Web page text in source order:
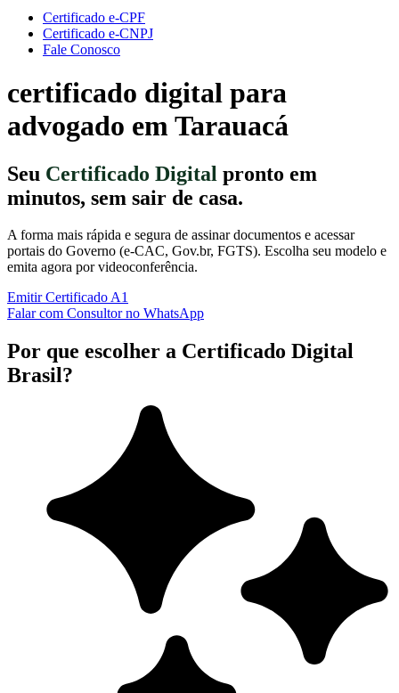
Certificado e-CPF
Certificado e-CNPJ
Fale Conosco
certificado digital para
advogado em Tarauacá
Seu Certificado Digital pronto em
minutos, sem sair de casa.
A forma mais rápida e segura de assinar documentos e acessar
portais do Governo (e-CAC, Gov.br, FGTS). Escolha seu modelo e
emita agora por videoconferência.
Emitir Certificado A1
Falar com Consultor no WhatsApp
Por que escolher a Certificado Digital
Brasil?